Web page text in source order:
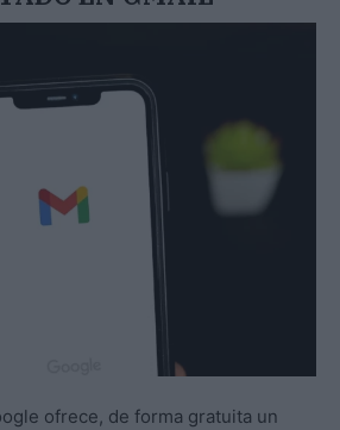
ofrece, de forma gratuita un